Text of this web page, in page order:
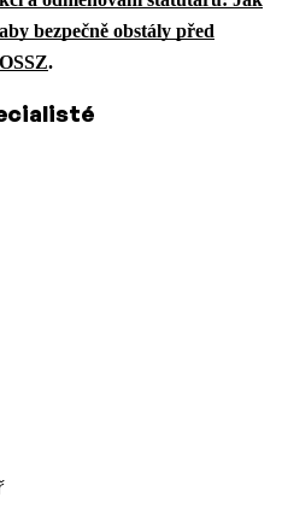
bezpečně obstály před
.